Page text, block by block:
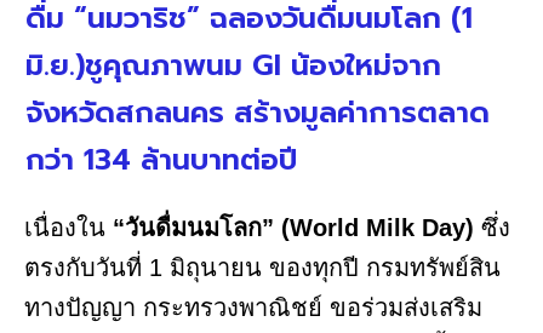
ดื่ม “นมวาริช” ฉลองวันดื่มนมโลก (1
มิ.ย.)ชูคุณภาพนม GI น้องใหม่จาก
จังหวัดสกลนคร สร้างมูลค่าการตลาด
กว่า 134 ล้านบาทต่อปี
เนื่องใน “วันดื่มนมโลก” (World Milk Day) ซึ่ง
ตรงกับวันที่ 1 มิถุนายน ของทุกปี กรมทรัพย์สิน
ทางปัญญา กระทรวงพาณิชย์ ขอร่วมส่งเสริม